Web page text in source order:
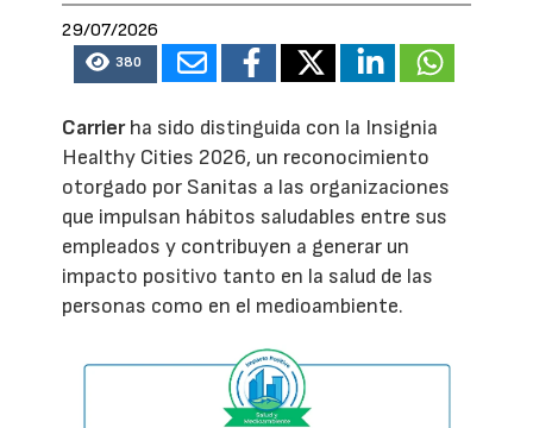
29/07/2026
380
Carrierha sido distinguida con la Insignia
Healthy Cities 2026, un reconocimiento
otorgado por Sanitas a las organizaciones
que impulsan hábitos saludables entre sus
empleados y contribuyen a generar un
impacto positivo tanto en la salud de las
personas como en el medioambiente.